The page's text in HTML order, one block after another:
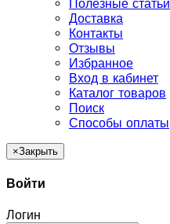
Полезные статьи
Доставка
Контакты
Отзывы
Избранное
Вход в кабинет
Каталог товаров
Поиск
Способы оплаты
×Закрыть
Войти
Логин